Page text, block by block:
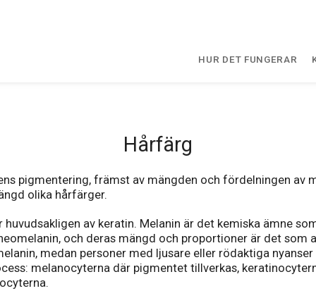
HUR DET FUNGERAR
Hårfärg
pigmentering, främst av mängden och fördelningen av
olika hårfärger.
av keratin. Melanin är det kemiska ämne
och deras mängd och proportioner är det
medan personer med ljusare eller rödaktiga
melanocyterna där pigmentet tillverkas,